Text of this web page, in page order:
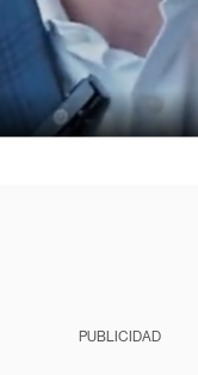
PUBLICIDAD